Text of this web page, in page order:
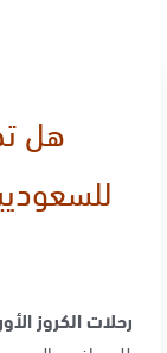
هل
رحلات الكروز